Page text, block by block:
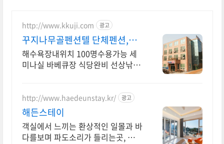
http://www.kkuji.com 광고
꾸지나무골펜션텔 단체펜션,가
족펜션,워크숍
해수욕장내위치 100명수용가능 세
미나실 바베큐장 식당완비 선상낚시
http://www.haedeunstay.kr/ 광고
해든스테이
객실에서 느끼는 환상적인 일몰과 바
다를보며 파도소리가 들리는곳, 갯벌